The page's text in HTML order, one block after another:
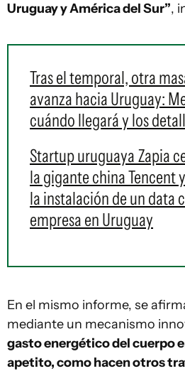
Uruguay y América del Sur”,
Tras el temporal, otra
avanza hacia Uruguay:
cuándo llegará y los
Startup uruguaya Zapia
la gigante china Tencent
la instalación de un data
empresa en Uruguay
En el mismo informe, se
mediante un mecanismo
gasto energético del cuerpo
apetito, como hacen otros